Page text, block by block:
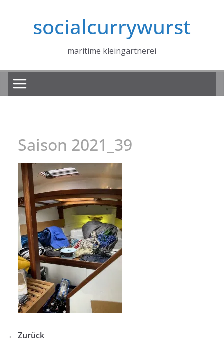
socialcurrywurst
maritime kleingärtnerei
Saison 2021_39
← Zurück